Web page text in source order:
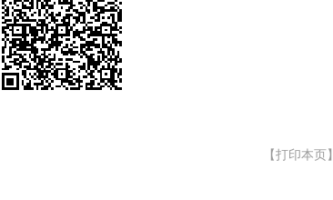
【打印本页】